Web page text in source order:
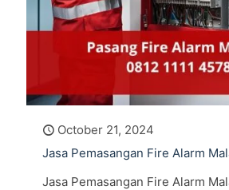
October 21, 2024
Jasa Pemasangan Fire Alarm
Jasa Pemasangan Fire Alarm